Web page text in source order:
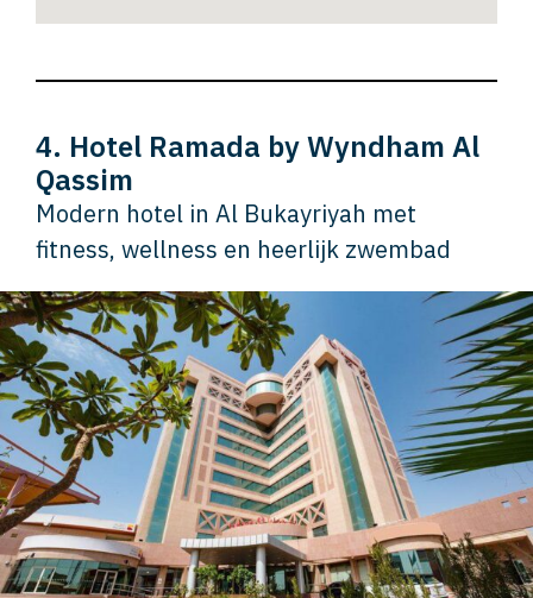
4. Hotel Ramada by Wyndham Al
Qassim
Modern hotel in Al Bukayriyah met
fitness, wellness en heerlijk zwembad